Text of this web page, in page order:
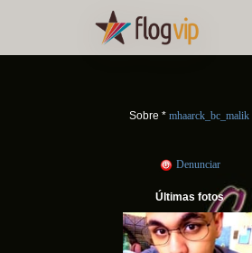
Sobre * mhaarck_bc_malik
Denunciar
Últimas fotos